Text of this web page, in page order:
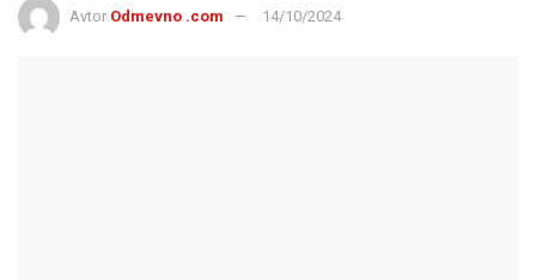
Avtor Odmevno .com 14/10/2024